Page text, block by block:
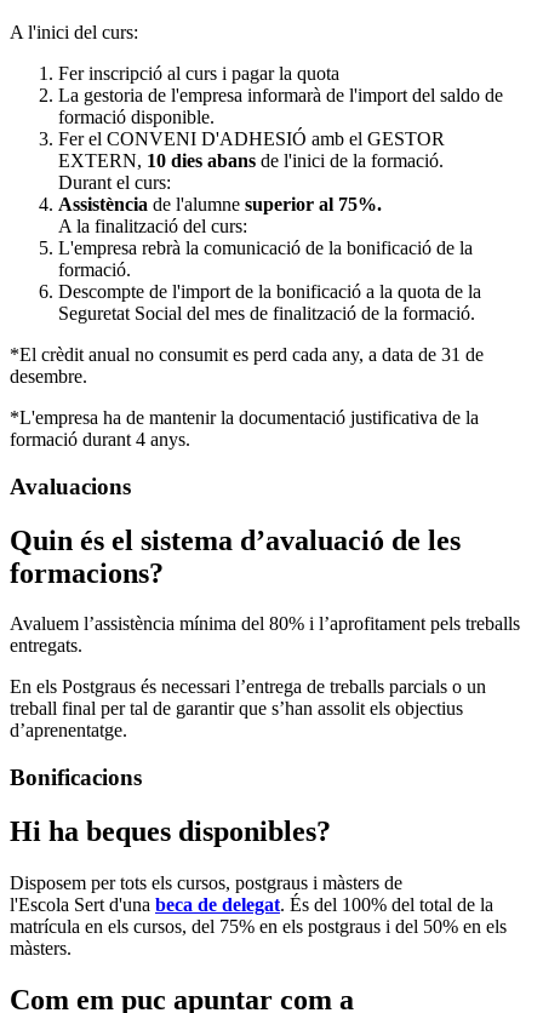
A l'inici del curs:
Fer inscripció al curs i pagar la quota
La gestoria de l'empresa informarà de l'import del saldo de
formació disponible.
Fer el CONVENI D'ADHESIÓ amb el GESTOR
EXTERN, 10 dies abans de l'inici de la formació.
Durant el curs:
Assistència de l'alumne superior al 75%.
A la finalització del curs:
L'empresa rebrà la comunicació de la bonificació de la
formació.
Descompte de l'import de la bonificació a la quota de la
Seguretat Social del mes de finalització de la formació.
*El crèdit anual no consumit es perd cada any, a data de 31 de
desembre.
*L'empresa ha de mantenir la documentació justificativa de la
formació durant 4 anys.
Avaluacions
Quin és el sistema d’avaluació de les
formacions?
Avaluem l’assistència mínima del 80% i l’aprofitament pels treballs
entregats.
En els Postgraus és necessari l’entrega de treballs parcials o un
treball final per tal de garantir que s’han assolit els objectius
d’aprenentatge.
Bonificacions
Hi ha beques disponibles?
Disposem per tots els cursos, postgraus i màsters de
l'Escola Sert d'una beca de delegat. És del 100% del total de la
matrícula en els cursos, del 75% en els postgraus i del 50% en els
màsters.
Com em puc apuntar com a